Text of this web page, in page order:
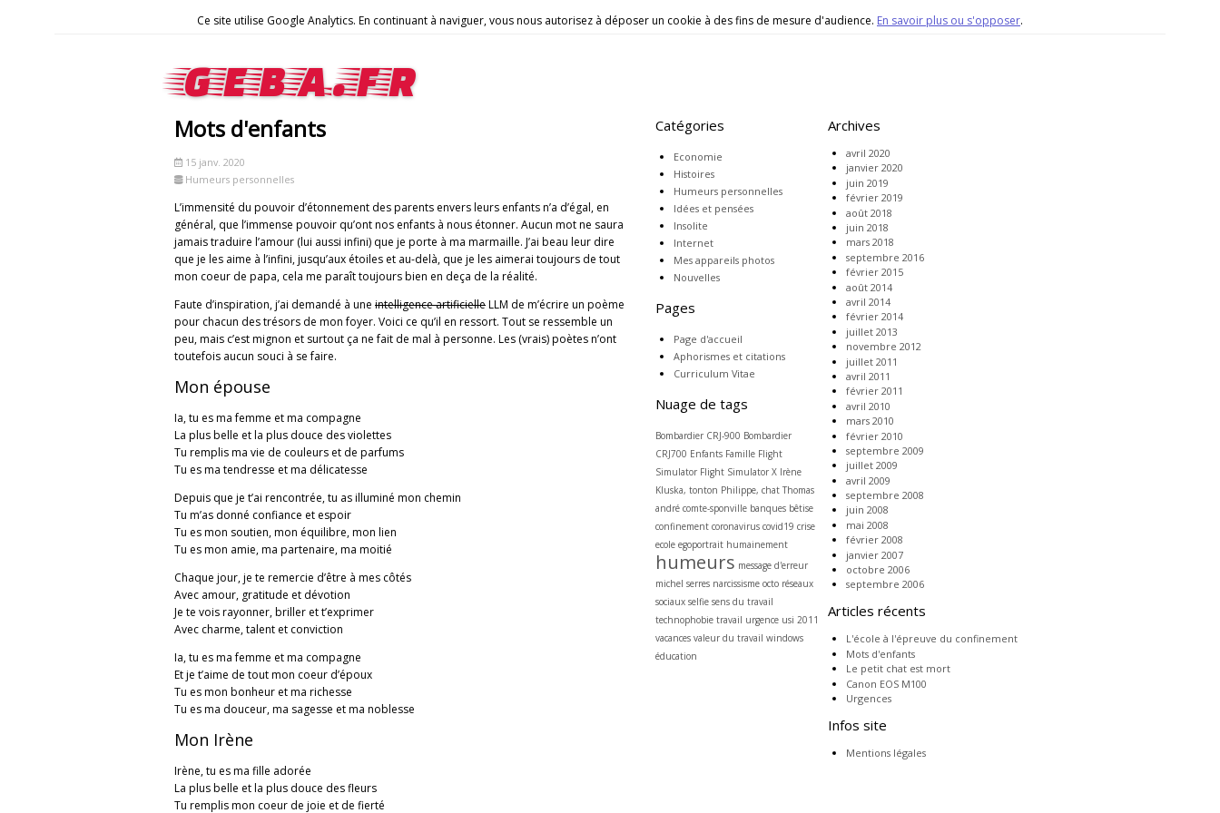
Ce site utilise Google Analytics. En continuant à naviguer, vous nous autorisez à déposer un cookie à des fins de mesure d'audience. En savoir plus ou s'opposer.
geba.fr
Mots d'enfants
15 janv. 2020
Humeurs personnelles
L’immensité du pouvoir d’étonnement des parents envers leurs enfants n’a d’égal, en
général, que l’immense pouvoir qu’ont nos enfants à nous étonner. Aucun mot ne saura
jamais traduire l’amour (lui aussi infini) que je porte à ma marmaille. J’ai beau leur dire
que je les aime à l’infini, jusqu’aux étoiles et au-delà, que je les aimerai toujours de tout
mon coeur de papa, cela me paraît toujours bien en deça de la réalité.
Faute d’inspiration, j’ai demandé à une intelligence artificielleLLM de m’écrire un poème
pour chacun des trésors de mon foyer. Voici ce qu’il en ressort. Tout se ressemble un
peu, mais c’est mignon et surtout ça ne fait de mal à personne. Les (vrais) poètes n’ont
toutefois aucun souci à se faire.
Mon épouse
Ia, tu es ma femme et ma compagne
La plus belle et la plus douce des violettes
Tu remplis ma vie de couleurs et de parfums
Tu es ma tendresse et ma délicatesse
Depuis que je t’ai rencontrée, tu as illuminé mon chemin
Tu m’as donné confiance et espoir
Tu es mon soutien, mon équilibre, mon lien
Tu es mon amie, ma partenaire, ma moitié
Chaque jour, je te remercie d’être à mes côtés
Avec amour, gratitude et dévotion
Je te vois rayonner, briller et t’exprimer
Avec charme, talent et conviction
Ia, tu es ma femme et ma compagne
Et je t’aime de tout mon coeur d’époux
Tu es mon bonheur et ma richesse
Tu es ma douceur, ma sagesse et ma noblesse
Mon Irène
Irène, tu es ma fille adorée
La plus belle et la plus douce des fleurs
Tu remplis mon coeur de joie et de fierté
Catégories
Economie
Histoires
Humeurs personnelles
Idées et pensées
Insolite
Internet
Mes appareils photos
Nouvelles
Pages
Page d'accueil
Aphorismes et citations
Curriculum Vitae
Nuage de tags
Bombardier CRJ-900 Bombardier
CRJ700 Enfants Famille Flight
Simulator Flight Simulator X Irène
Kluska, tonton Philippe, chat Thomas
andré comte-sponville banques bêtise
confinement coronavirus covid19 crise
ecole egoportrait humainement
humeurs message d'erreur
michel serres narcissisme octo réseaux
sociaux selfie sens du travail
technophobie travail urgence usi 2011
vacances valeur du travail windows
éducation
Archives
avril 2020
janvier 2020
juin 2019
février 2019
août 2018
juin 2018
mars 2018
septembre 2016
février 2015
août 2014
avril 2014
février 2014
juillet 2013
novembre 2012
juillet 2011
avril 2011
février 2011
avril 2010
mars 2010
février 2010
septembre 2009
juillet 2009
avril 2009
septembre 2008
juin 2008
mai 2008
février 2008
janvier 2007
octobre 2006
septembre 2006
Articles récents
L'école à l'épreuve du confinement
Mots d'enfants
Le petit chat est mort
Canon EOS M100
Urgences
Infos site
Mentions légales